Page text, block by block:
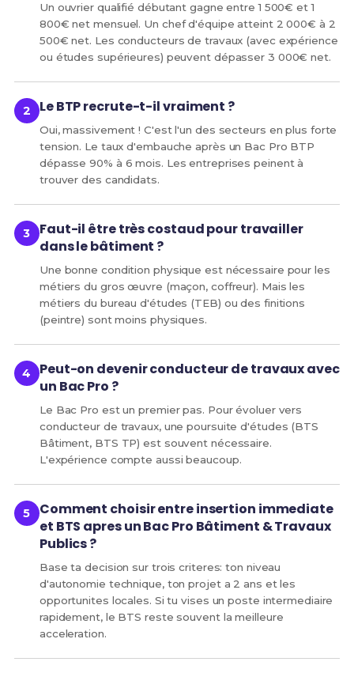
Un ouvrier qualifié débutant gagne entre 1 500€ et 1
800€ net mensuel. Un chef d'équipe atteint 2 000€ à 2
500€ net. Les conducteurs de travaux (avec expérience
ou études supérieures) peuvent dépasser 3 000€ net.
Le BTP recrute-t-il vraiment ?
Oui, massivement ! C'est l'un des secteurs en plus forte
tension. Le taux d'embauche après un Bac Pro BTP
dépasse 90% à 6 mois. Les entreprises peinent à
trouver des candidats.
Faut-il être très costaud pour travailler
dans le bâtiment ?
Une bonne condition physique est nécessaire pour les
métiers du gros œuvre (maçon, coffreur). Mais les
métiers du bureau d'études (TEB) ou des finitions
(peintre) sont moins physiques.
Peut-on devenir conducteur de travaux avec
un Bac Pro ?
Le Bac Pro est un premier pas. Pour évoluer vers
conducteur de travaux, une poursuite d'études (BTS
Bâtiment, BTS TP) est souvent nécessaire.
L'expérience compte aussi beaucoup.
Comment choisir entre insertion immediate
et BTS apres un Bac Pro Bâtiment & Travaux
Publics ?
Base ta decision sur trois criteres: ton niveau
d'autonomie technique, ton projet a 2 ans et les
opportunites locales. Si tu vises un poste intermediaire
rapidement, le BTS reste souvent la meilleure
acceleration.